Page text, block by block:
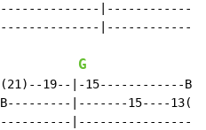
G
19(21)--19--|-
|-------15----